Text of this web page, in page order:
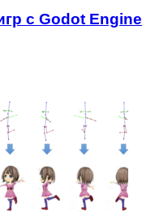
с Godot Engine